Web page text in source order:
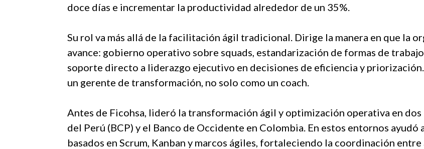
doce días e incrementar la productividad alrededor de un 35%.
Su rol va más allá de la facilitación ágil tradicional. Dirige la manera en que la
avance: gobierno operativo sobre squads, estandarización de formas de
soporte directo a liderazgo ejecutivo en decisiones de eficiencia y
un gerente de transformación, no solo como un coach.
Antes de Ficohsa, lideró la transformación ágil y optimización operativa en
del Perú (BCP) y el Banco de Occidente en Colombia. En estos entornos
basados en Scrum, Kanban y marcos ágiles, fortaleciendo la coordinación